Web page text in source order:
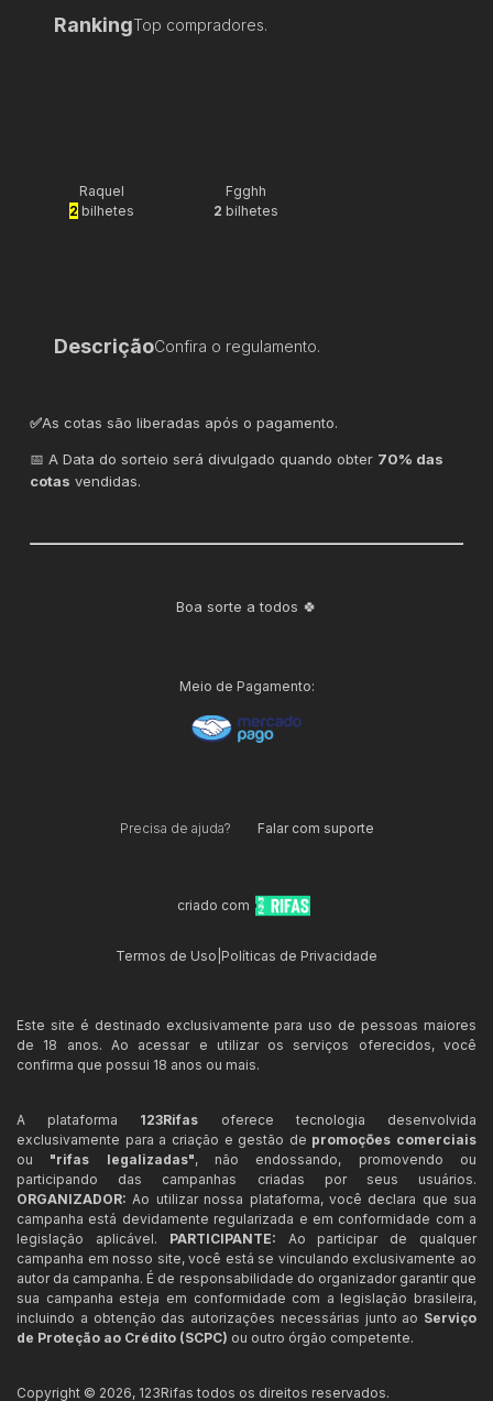
RankingTop compradores.
Raquel
2 bilhetes
Fgghh
2 bilhetes
DescriçãoConfira o regulamento.
✅As cotas são liberadas após o pagamento.
📅 A Data do sorteio será divulgado quando obter 70% das
cotas vendidas.
Boa sorte a todos 🍀
Meio de Pagamento:
Precisa de ajuda? Falar com suporte
criado com
Termos de Uso Políticas de Privacidade
Este site é destinado exclusivamente para uso de pessoas maiores
de 18 anos. Ao acessar e utilizar os serviços oferecidos, você
confirma que possui 18 anos ou mais.
A plataforma 123Rifas oferece tecnologia desenvolvida
exclusivamente para a criação e gestão de promoções comerciais
ou "rifas legalizadas", não endossando, promovendo ou
participando das campanhas criadas por seus usuários.
ORGANIZADOR: Ao utilizar nossa plataforma, você declara que sua
campanha está devidamente regularizada e em conformidade com a
legislação aplicável. PARTICIPANTE: Ao participar de qualquer
campanha em nosso site, você está se vinculando exclusivamente ao
autor da campanha. É de responsabilidade do organizador garantir que
sua campanha esteja em conformidade com a legislação brasileira,
incluindo a obtenção das autorizações necessárias junto ao Serviço
de Proteção ao Crédito (SCPC) ou outro órgão competente.
Copyright © 2026, 123Rifas todos os direitos reservados.